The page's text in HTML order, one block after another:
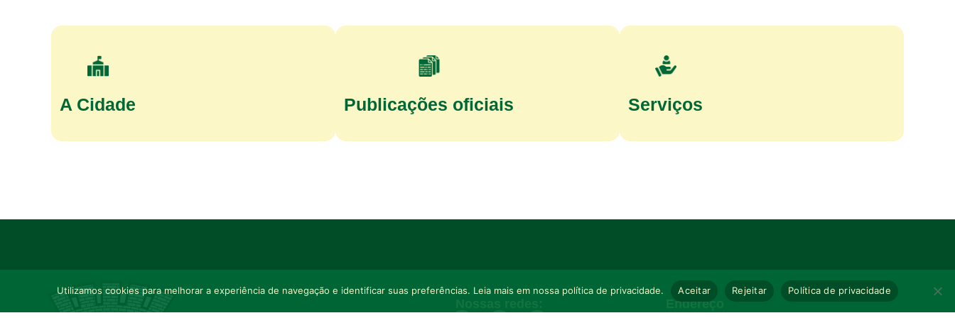
A Cidade Publicações oficiais Serviços
Endereço
Utilizamos cookies para melhorar a experiência de navegação e identificar suas preferências. Leia mais em nossa política de privacidade. Aceitar Rejeitar Política de privacidade